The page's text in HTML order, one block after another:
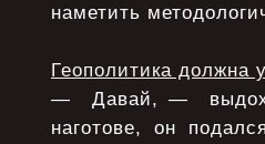
наметить
Геополитика должна
— Давай, —
наготове, он